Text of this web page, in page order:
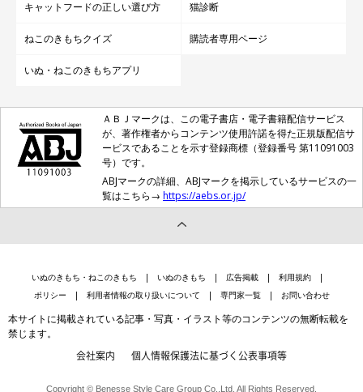
キャットフードの正しい選び方 猫診断
ねこのきもちクイズ 購読者専用ページ
いぬ・ねこのきもちアプリ
ＡＢＪマークは、この電子書店・電子書籍配信サービス
が、著作権者からコンテンツ使用許諾を得た正規版配信サ
ービスであることを示す登録商標（登録番号 第11091003
号）です。
ABJマークの詳細、ABJマークを掲示しているサービスの一
覧はこちら→ https://aebs.or.jp/
いぬのきもち・ねこのきもち いぬのきもち 広告掲載
利用規約
ポリシー
利用者情報の取り扱いについて 専門家一覧 お問い合わせ
本サイトに掲載されている記事・写真・イラスト等のコンテンツの無断転載を
禁じます。
会社案内 個人情報保護法に基づく公表事項等
Copyright © Benesse Style Care Group Co.,Ltd. All Rights Reserved.